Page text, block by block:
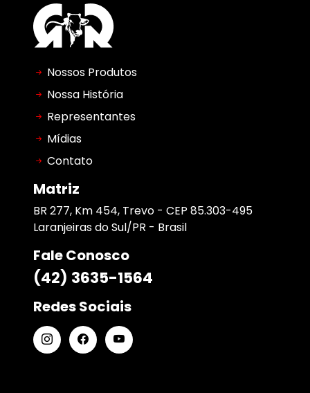
Nossos Produtos
Nossa História
Representantes
Mídias
Contato
Matriz
BR 277, Km 454, Trevo - CEP 85.303-495
Laranjeiras do Sul/PR - Brasil
Fale Conosco
(42) 3635-1564
Redes Sociais